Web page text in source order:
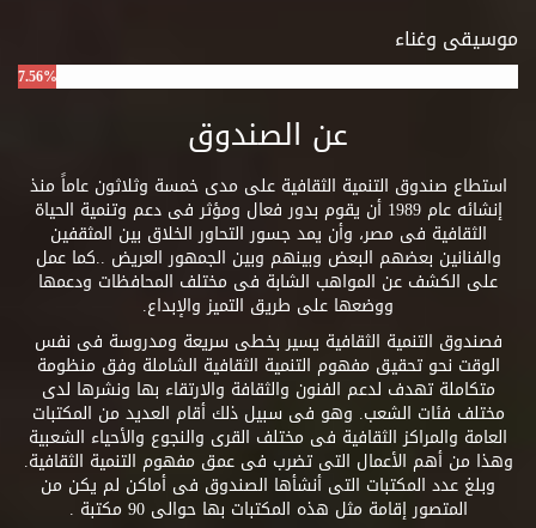
موسيقى وغناء
7.56%
عن الصندوق
استطاع صندوق التنمية الثقافية على مدى خمسة وثلاثون عاماً منذ
إنشائه عام 1989 أن يقوم بدور فعال ومؤثر فى دعم وتنمية الحياة
الثقافية فى مصر، وأن يمد جسور التحاور الخلاق بين المثقفين
والفنانين بعضهم البعض وبينهم وبين الجمهور العريض ..كما عمل
على الكشف عن المواهب الشابة فى مختلف المحافظات ودعمها
ووضعها على طريق التميز والإبداع.
فصندوق التنمية الثقافية يسير بخطى سريعة ومدروسة فى نفس
الوقت نحو تحقيق مفهوم التنمية الثقافية الشاملة وفق منظومة
متكاملة تهدف لدعم الفنون والثقافة والارتقاء بها ونشرها لدى
مختلف فئات الشعب. وهو فى سبيل ذلك أقام العديد من المكتبات
العامة والمراكز الثقافية فى مختلف القرى والنجوع والأحياء الشعبية
وهذا من أهم الأعمال التى تضرب فى عمق مفهوم التنمية الثقافية.
وبلغ عدد المكتبات التى أنشأها الصندوق فى أماكن لم يكن من
المتصور إقامة مثل هذه المكتبات بها حوالى 90 مكتبة .